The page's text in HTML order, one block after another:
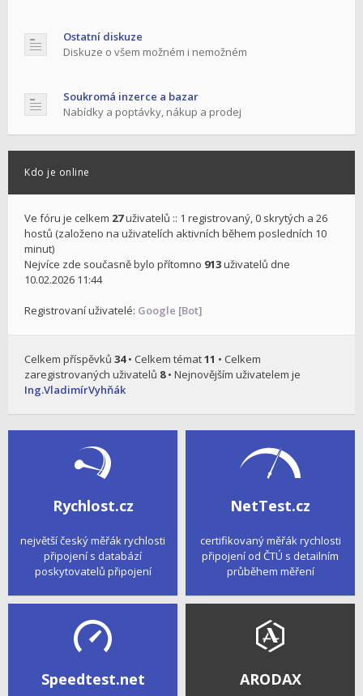
Ostatní diskuze
Diskuze o všem možném i nemožném
Soukromá inzerce a bazar
Nabídky a poptávky, nákup a prodej
Kdo je online
Ve fóru je celkem 27uživatelů :: 1 registrovaný, 0 skrytých a 26
hostů (založeno na uživatelích aktivních během posledních 10
minut)
Nejvíce zde současně bylo přítomno 913uživatelů dne
10.02.2026 11:44
Registrovaní uživatelé: Google [Bot]
Celkem příspěvků 34• Celkem témat11 • Celkem
zaregistrovaných uživatelů 8• Nejnovějším uživatelem je
Ing.VladimírVyhňák
Rychlost.cz
největší český měřák rychlosti
připojení s databází
poskytovatelů připojení
NetTest.cz
certifikovaný měřák rychlosti
připojení od ČTÚ s detailním
průběhem měření
Speedtest.net ARODAX